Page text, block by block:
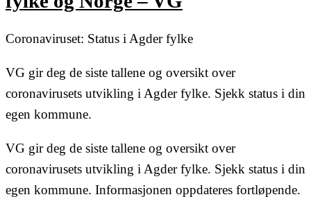
Coronaviruset: Status i Agder fylke
VG gir deg de siste tallene og oversikt over
coronavirusets utvikling i Agder fylke. Sjekk status i din
egen kommune.
VG gir deg de siste tallene og oversikt over
coronavirusets utvikling i Agder fylke. Sjekk status i din
egen kommune. Informasjonen oppdateres fortløpende.